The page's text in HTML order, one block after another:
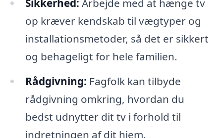
Sikkerhed: Arbejde med at hænge tv
op kræver kendskab til vægtyper og
installationsmetoder, så det er sikkert
og behageligt for hele familien.
Rådgivning: Fagfolk kan tilbyde
rådgivning omkring, hvordan du
bedst udnytter dit tv i forhold til
indretningen af dit hjem.